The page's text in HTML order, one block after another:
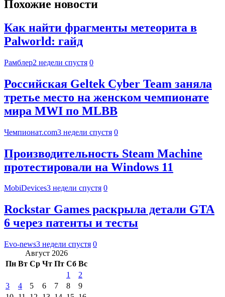
Похожие новости
Как найти фрагменты метеорита в
Palworld: гайд
Рамблер2 недели спустя 0
Российская Geltek Cyber Team заняла
третье место на женском чемпионате
мира MWI по MLBB
Чемпионат.com3 недели спустя 0
Производительность Steam Machine
протестировали на Windows 11
MobiDevices3 недели спустя 0
Rockstar Games раскрыла детали GTA
6 через патенты и тесты
Evo-news3 недели спустя 0
Август 2026
Пн Вт Ср Чт Пт Сб Вс
1
2
3
4 5 6 7 8
9